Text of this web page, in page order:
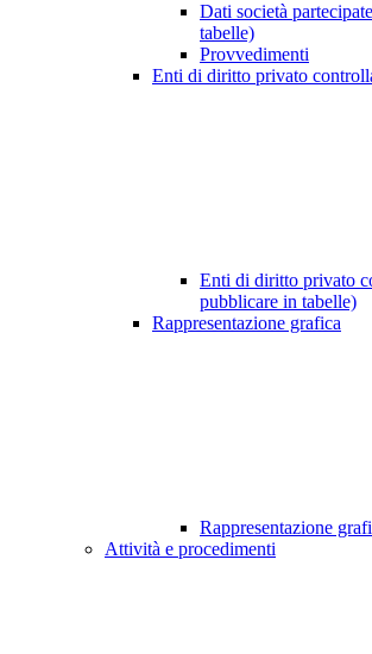
Dati società
tabelle)
Provvedimenti
Enti di diritto privato
Enti di diritto privato
pubblicare in tabelle)
Rappresentazione grafica
Rappresentazione
Attività e procedimenti